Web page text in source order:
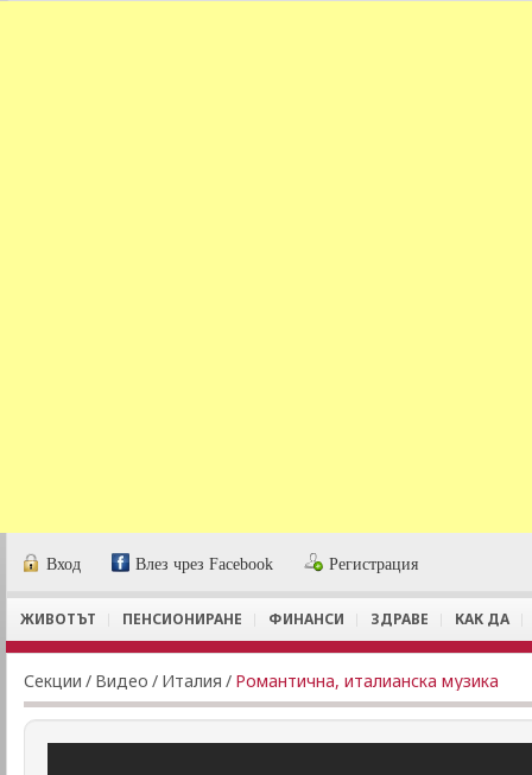
Вход Влез чрез Facebook Регистрация
ЖИВОТЪТ ПЕНСИОНИРАНЕ ФИНАНСИ ЗДРАВЕ КАК ДА
Секции / Видеo / Италия / Романтична, италианска музика